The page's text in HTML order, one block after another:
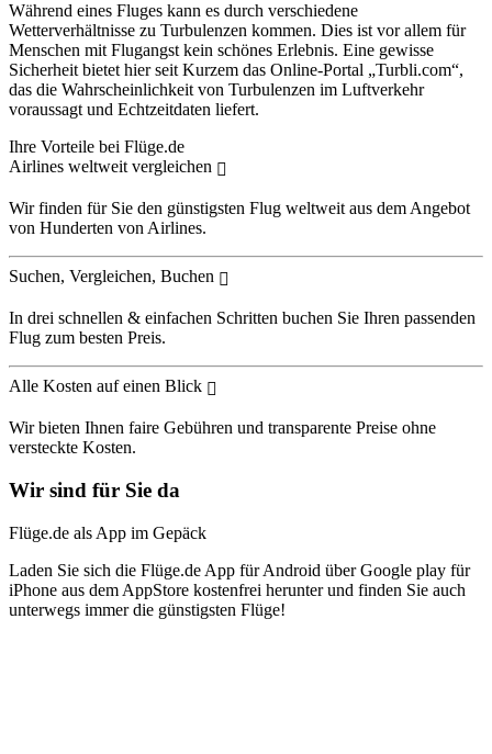
Während eines Fluges kann es durch verschiedene
Wetterverhältnisse zu Turbulenzen kommen. Dies ist vor allem für
Menschen mit Flugangst kein schönes Erlebnis. Eine gewisse
Sicherheit bietet hier seit Kurzem das Online-Portal „Turbli.com“,
das die Wahrscheinlichkeit von Turbulenzen im Luftverkehr
voraussagt und Echtzeitdaten liefert.
Ihre Vorteile bei Flüge.de
Airlines weltweit vergleichen
Wir finden für Sie den günstigsten Flug weltweit aus dem Angebot
von Hunderten von Airlines.
Suchen, Vergleichen, Buchen
In drei schnellen & einfachen Schritten buchen Sie Ihren passenden
Flug zum besten Preis.
Alle Kosten auf einen Blick
Wir bieten Ihnen faire Gebühren und transparente Preise ohne
versteckte Kosten.
Wir sind für Sie da
Flüge.de als App im Gepäck
Laden Sie sich die Flüge.de App für Android über Google play für
iPhone aus dem AppStore kostenfrei herunter und finden Sie auch
unterwegs immer die günstigsten Flüge!